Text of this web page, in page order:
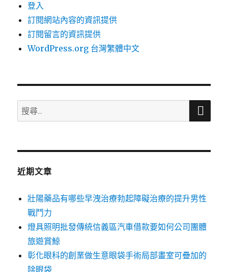
登入
訂閱網站內容的資訊提供
訂閱留言的資訊提供
WordPress.org 台灣繁體中文
搜
尋
鍵
搜
近期文章
壯陽藥品有哪些早洩治療勃起障礙治療的提升男性
戰鬥力
燈具照明批發傳統信義區汽車借款要如何公司團體
旅遊賞鯨
彰化眼科的創業做生意眼袋手術局部畫室可疊加的
除眼袋